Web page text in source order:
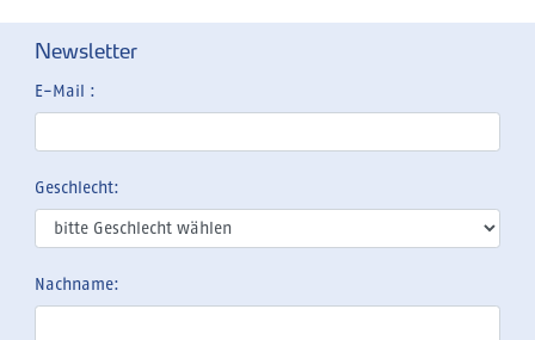
Newsletter
E-Mail :
Geschlecht:
Nachname: